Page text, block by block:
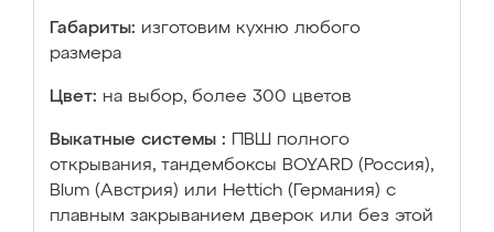
Габариты: изготовим кухню любого
размера
Цвет: на выбор, более 300 цветов
Выкатные системы :
ПВШ полного
открывания, тандембоксы BOYARD (Россия),
Blum (Австрия) или Hettich (Германия) с
плавным закрыванием дверок или без этой